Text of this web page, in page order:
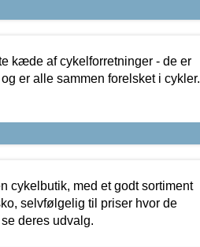
kæde af cykelforretninger - de er
er alle sammen forelsket i cykler.
cykelbutik, med et godt sortiment
selvfølgelig til priser hvor de
deres udvalg.